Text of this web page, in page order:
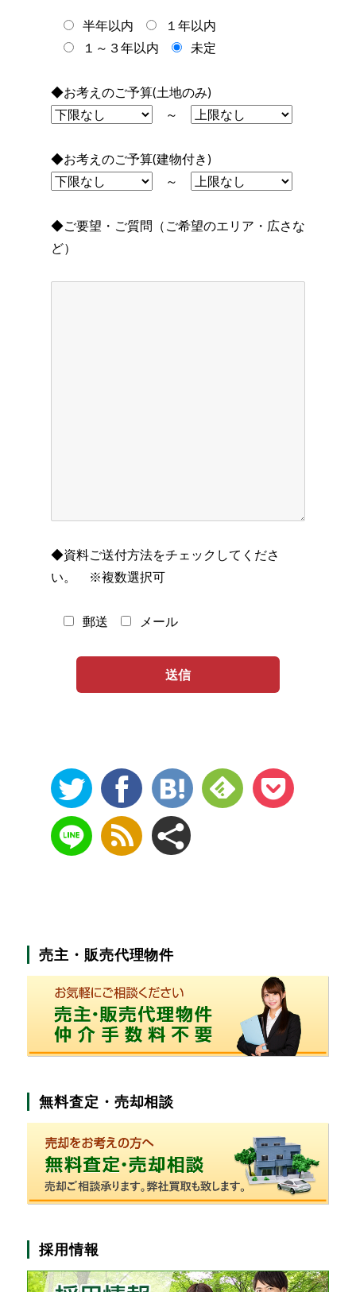
半年以内
１年以内
１～３年以内
未定
◆お考えのご予算(土地のみ)
～
◆お考えのご予算(建物付き)
～
◆ご要望・ご質問（ご希望のエリア・広さな
ど）
◆資料ご送付方法をチェックしてくださ
い。 ※複数選択可
郵送 メール
売主・販売代理物件
無料査定・売却相談
採用情報